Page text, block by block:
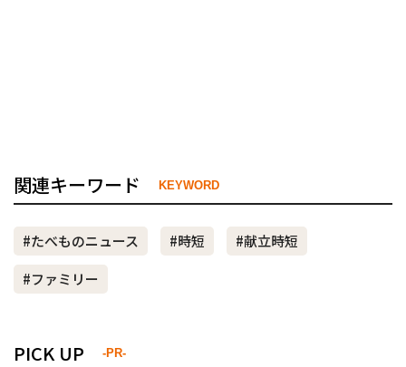
関連キーワード KEYWORD
#たべものニュース #時短
#献立時短
#ファミリー
PICK UP -PR-